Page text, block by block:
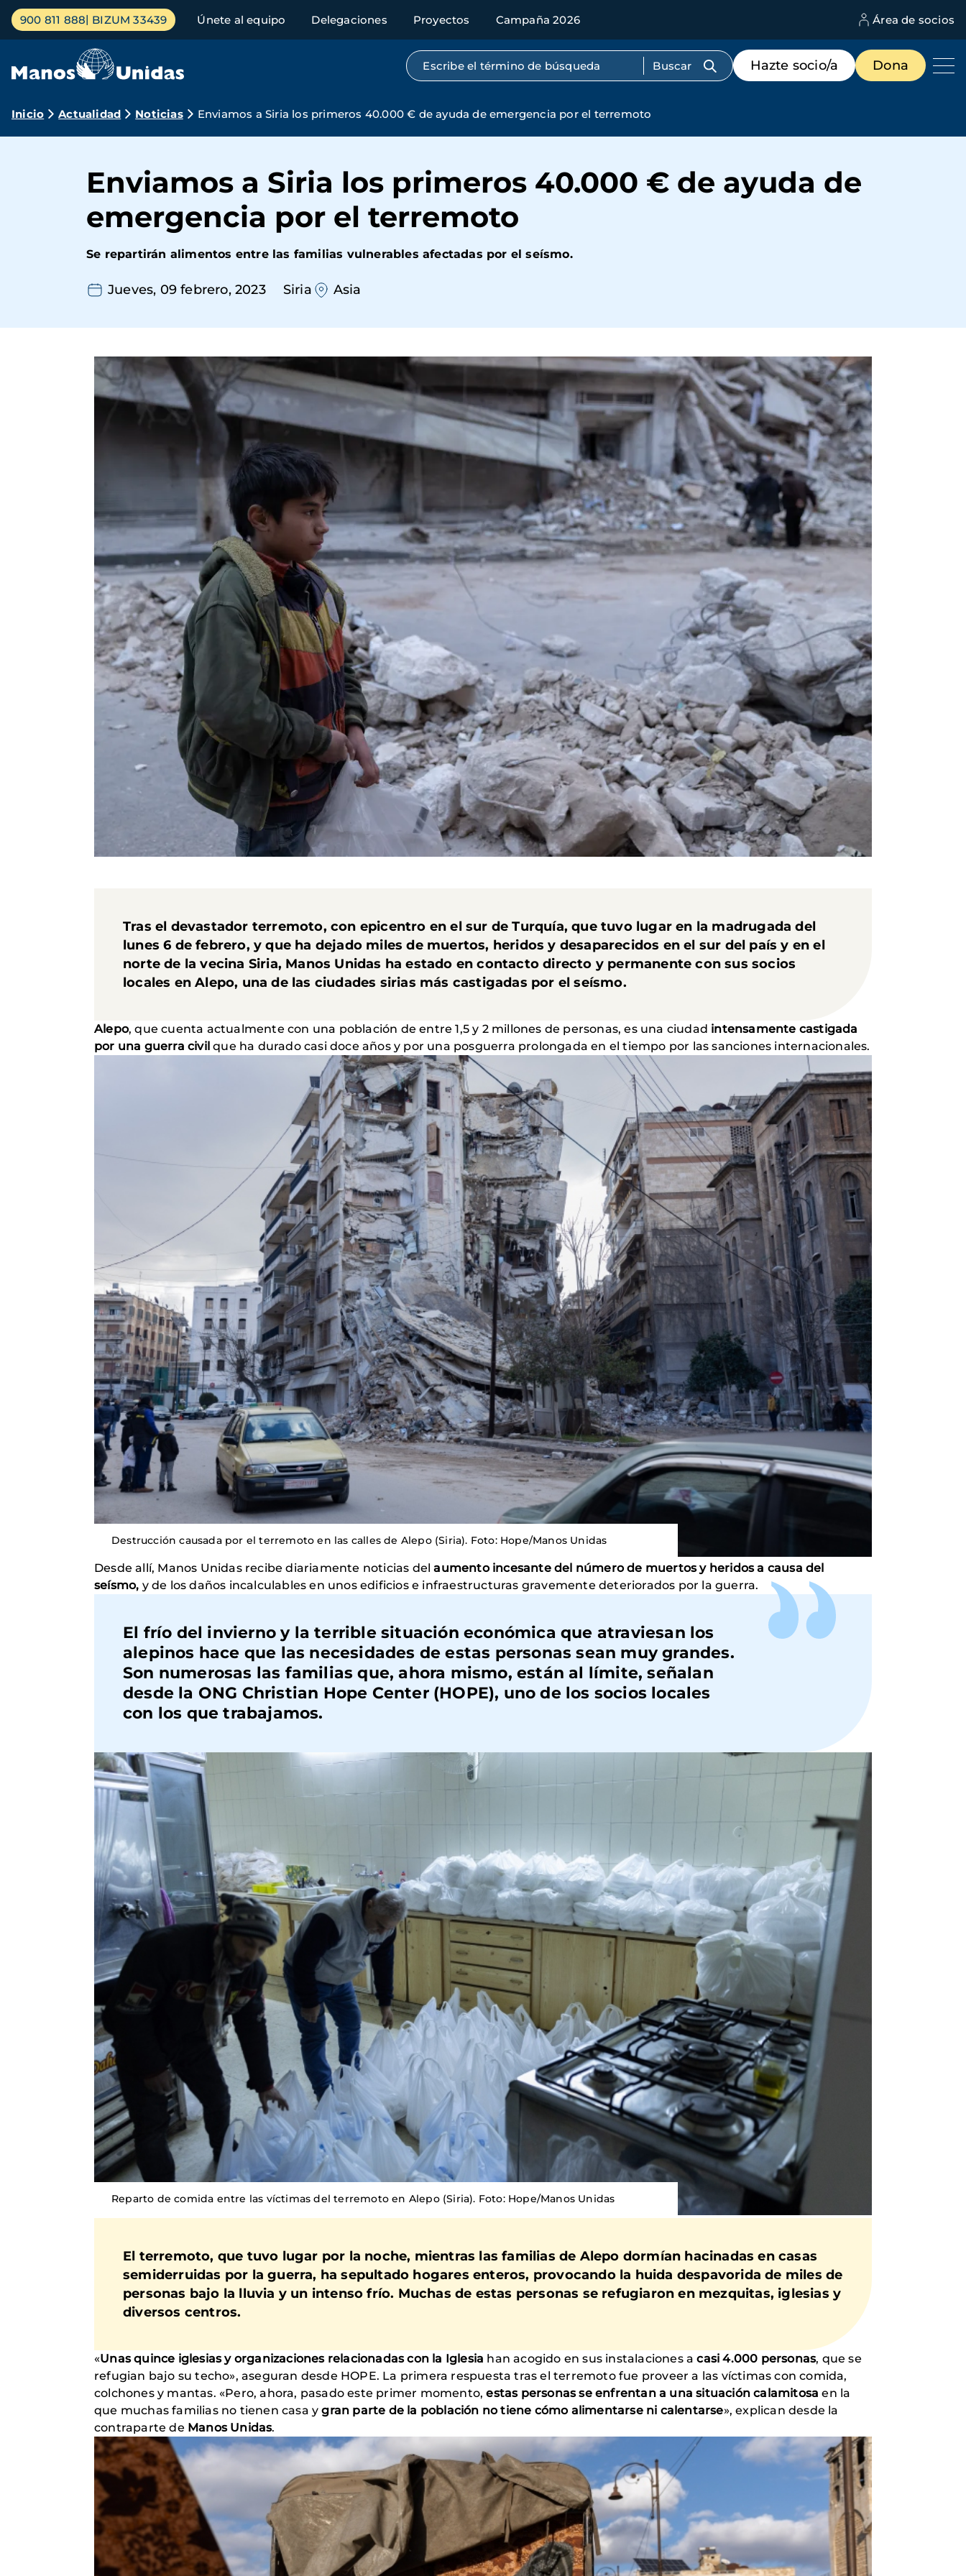
Pasar
contenido
Menú
principal
900 811 888 BIZUM 33439 Únete al equipo Delegaciones Proyectos Campaña 2026 Área de socios
Búsqueda por texto completo
Menú
de
destacados
Hazte socio/a Dona
Ruta
navegación
Inicio Actualidad Noticias Enviamos a Siria los primeros 40.000 € de ayuda de emergencia por el terremoto
Enviamos a Siria los primeros 40.000 € de ayuda de
emergencia por el terremoto
Se repartirán alimentos entre las familias vulnerables afectadas por el seísmo.
Jueves, 09 febrero, 2023 Siria Asia
Tras el devastador terremoto, con epicentro en el sur de Turquía,que tuvo lugar en la madrugada del
lunes 6 de febrero, y que ha dejado miles de muertos, heridos y desaparecidos en el sur del país y en el
norte de la vecina Siria, Manos Unidas ha estado en contacto directo y permanente con sus socios
locales en Alepo, una de las ciudades sirias más castigadas por el seísmo.
Alepo, que cuenta actualmente con una población de entre 1,5 y 2 millones de personas, es una ciudad intensamente castigada
por una guerra civilque ha durado casi doce años y por una posguerra prolongada en el tiempo por las sanciones internacionales.
Destrucción causada por el terremoto en las calles de Alepo (Siria). Foto: Hope/Manos Unidas
Desde allí, Manos Unidas recibe diariamente noticias delaumento incesante del número de muertos y heridos a causa del
seísmo, y de los daños incalculables en unos edificios e infraestructuras gravemente deteriorados por la guerra.
El frío del invierno y la terrible situación económica que atraviesan los
alepinos hace que las necesidades de estas personas sean muy grandes.
Son numerosas las familias que, ahora mismo, están al límite, señalan
desde la ONG Christian Hope Center (HOPE), uno de los socios locales
con los que trabajamos.
Reparto de comida entre las víctimas del terremoto en Alepo (Siria). Foto: Hope/Manos Unidas
El terremoto, que tuvo lugar por la noche, mientras las familias de Alepo dormían hacinadas en casas
semiderruidas por la guerra, ha sepultado hogares enteros, provocando la huida despavorida de miles de
personas bajo la lluvia y un intenso frío. Muchas de estas personas se refugiaron en mezquitas, iglesias y
diversos centros.
«Unas quince iglesias y organizaciones relacionadas con la Iglesia han acogido en sus instalaciones acasi 4.000 personas, que se
refugian bajo su techo», aseguran desde HOPE. La primera respuesta tras el terremoto fue proveer a las víctimas con comida,
colchones y mantas. «Pero, ahora, pasado este primer momento,estas personas se enfrentan a una situación calamitosa en la
que muchas familias no tienen casa ygran parte de la población no tiene cómo alimentarse ni calentarse», explican desde la
contraparte de Manos Unidas.